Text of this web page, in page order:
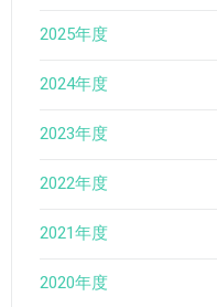
2025年度
2024年度
2023年度
2022年度
2021年度
2020年度